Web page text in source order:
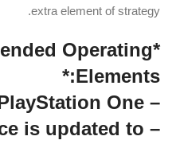
extra element of strategy.
Operating
Elements:*
– Platform: PlayStation One.
is updated to